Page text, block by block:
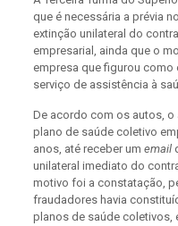
que é necessária a prévia
extinção unilateral do
empresarial, ainda que o
empresa que figurou
serviço de assistência à
De acordo com os autos,
plano de saúde coletivo
anos, até receber um email
unilateral imediato do
motivo foi a constatação,
fraudadores havia
planos de saúde coletivos,